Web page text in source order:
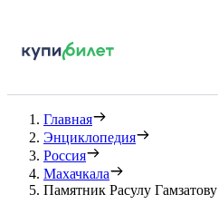
Главная
Энциклопедия
Россия
Махачкала
Памятник Расулу Гамзатову